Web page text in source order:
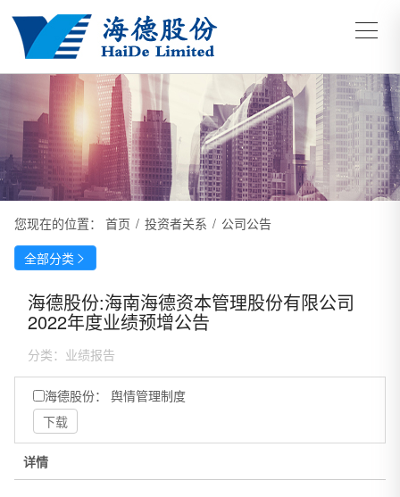
您现在的位置： 首页 / 投资者关系 / 公司公告
全部分类
海德股份:海南海德资本管理股份有限公司
2022年度业绩预增公告
分类： 业绩报告
海德股份： 舆情管理制度
下载
详情